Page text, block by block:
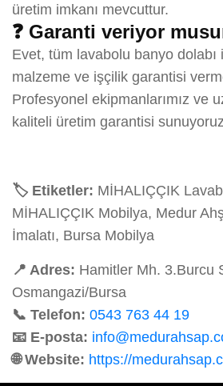
üretim imkanı mevcuttur.
❓ Garanti veriyor
Evet, tüm lavabolu banyo dolabı
malzeme ve işçilik garantisi
Profesyonel ekipmanlarımız ve
kaliteli üretim garantisi
🏷️ Etiketler: MİHALIÇÇIK
MİHALIÇÇIK Mobilya, Medur
İmalatı, Bursa Mobilya
📍 Adres: Hamitler Mh. 3.Burcu
Osmangazi/Bursa
📞 Telefon: 0543 763 44 19
📧 E-posta:
🌐 Website: https://